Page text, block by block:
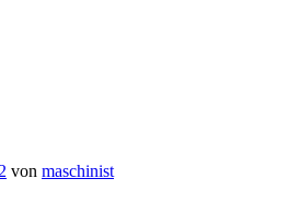
von maschinist